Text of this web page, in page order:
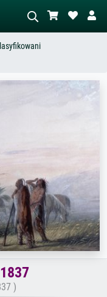
)